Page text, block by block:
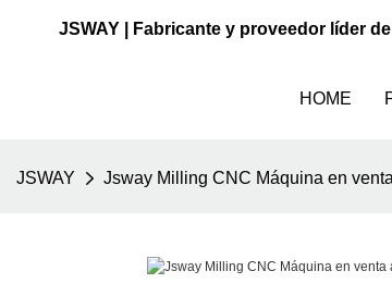
JSWAY | Fabricante y proveedor líder
HOME
JSWAY Jsway Milling CNC Máquina en